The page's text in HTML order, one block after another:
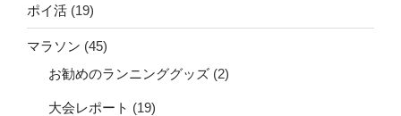
ポイ活 (19)
マラソン (45)
お勧めのランニンググッズ (2)
大会レポート (19)